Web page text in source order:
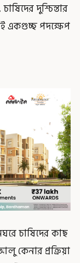
দুশ্চিন্তার
একগুচ্ছ পদক্ষেপ
চাষিদের কাছ
কেনার প্রক্রিয়া